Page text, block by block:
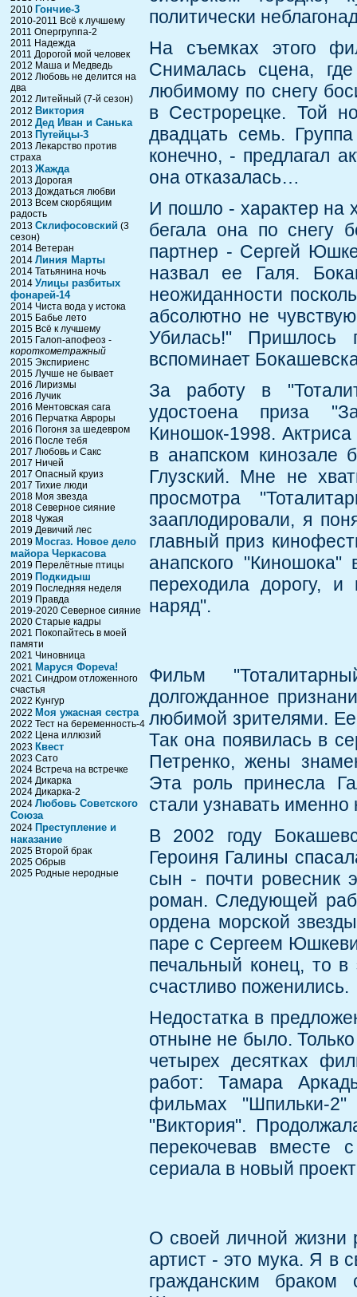
2010 Гончие-3
2010-2011 Всё к лучшему
2011 Опергруппа-2
2011 Надежда
2011 Дорогой мой человек
2012 Маша и Медведь
2012 Любовь не делится на
два
2012 Литейный (7-й сезон)
2012 Виктория
2012 Дед Иван и Санька
2013 Путейцы-3
2013 Лекарство против
страха
2013 Жажда
2013 Дорогая
2013 Дождаться любви
2013 Всем скорбящим
радость
2013 Склифосовский (3
сезон)
2014 Ветеран
2014 Линия Марты
2014 Татьянина ночь
2014 Улицы разбитых
фонарей-14
2014 Чиста вода у истока
2015 Бабье лето
2015 Всё к лучшему
2015 Галоп-апофеоз -
короткометражный
2015 Экспириенс
2015 Лучше не бывает
2016 Лиризмы
2016 Лучик
2016 Ментовская сага
2016 Перчатка Авроры
2016 Погоня за шедевром
2016 После тебя
2017 Любовь и Сакс
2017 Ничей
2017 Опасный круиз
2017 Тихие люди
2018 Моя звезда
2018 Северное сияние
2018 Чужая
2019 Девичий лес
2019 Мосгаз. Новое дело
майора Черкасова
2019 Перелётные птицы
2019 Подкидыш
2019 Последняя неделя
2019 Правда
2019-2020 Северное сияние
2020 Старые кадры
2021 Покопайтесь в моей
памяти
2021 Чиновница
2021 Маруся Фореvа!
2021 Синдром отложенного
счастья
2022 Кунгур
2022 Моя ужасная сестра
2022 Тест на беременность-4
2022 Цена иллюзий
2023 Квест
2023 Сато
2024 Встреча на встречке
2024 Дикарка
2024 Дикарка-2
2024 Любовь Советского
Союза
2024 Преступление и
наказание
2025 Второй брак
2025 Обрыв
2025 Родные неродные
политически
На съемках этого
Снималась сцена,
любимому по снегу
в Сестрорецке. Той
двадцать семь.
конечно, - предлагал
она отказалась…
И пошло - характер на
бегала она по снегу
партнер - Сергей
назвал ее Галя.
неожиданности
абсолютно не
Убилась!" Пришлось
вспоминает
За работу в
удостоена приза
Киношок-1998. Актриса
в анапском
Глузский. Мне не
просмотра
зааплодировали, я
главный приз
анапского "Киношока"
переходила дорогу, и
наряд".
Фильм
долгожданное
любимой зрителями.
Так она появилась в
Петренко, жены
Эта роль принесла
стали узнавать
В 2002 году
Героиня Галины
сын - почти ровесник
роман. Следующей
ордена морской
паре с Сергеем
печальный конец, то
счастливо поженились.
Недостатка в
отныне не было.
четырех десятках
работ: Тамара
фильмах "Шпильки-
"Виктория".
перекочевав вместе
сериала в новый
О своей личной жизни
артист - это мука. Я в
гражданским